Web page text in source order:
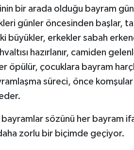
bir arada olduğu bayram
günler öncesinden başlar,
büyükler, erkekler sabah
hazırlanır, camiden
öpülür, çocuklara bayram
süreci, önce
sözünü her bayram
zorlu bir biçimde geçiyor.